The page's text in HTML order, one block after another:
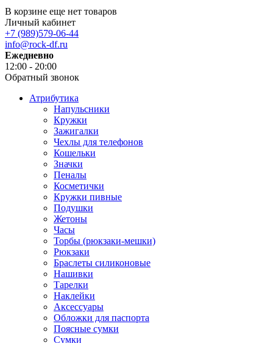
В корзине еще нет товаров
Личный кабинет
+7 (989)579-06-44
info@rock-df.ru
Ежедневно
12:00 - 20:00
Обратный звонок
Атрибутика
Напульсники
Кружки
Зажигалки
Чехлы для телефонов
Кошельки
Значки
Пеналы
Косметички
Кружки пивные
Подушки
Жетоны
Часы
Торбы (рюкзаки-мешки)
Рюкзаки
Браслеты силиконовые
Нашивки
Тарелки
Наклейки
Аксессуары
Обложки для паспорта
Поясные сумки
Сумки